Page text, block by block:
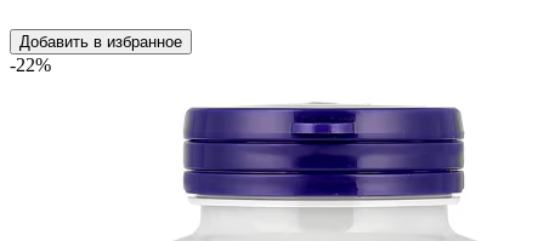
Добавить в избранное
-22%